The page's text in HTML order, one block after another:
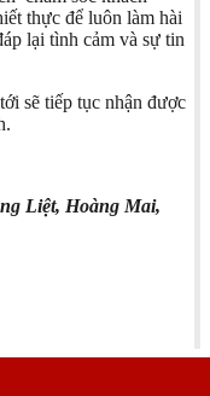
thực để luôn làm hài
lại tình cảm và sự tin
sẽ tiếp tục nhận được
Liệt, Hoàng Mai,